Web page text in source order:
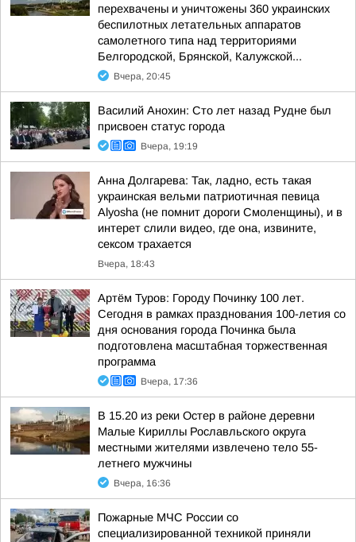
перехвачены и уничтожены 360 украинских
беспилотных летательных аппаратов
самолетного типа над территориями
Белгородской, Брянской, Калужской...
Вчера, 20:45
Василий Анохин: Сто лет назад Рудне был
присвоен статус города
Вчера, 19:19
Анна Долгарева: Так, ладно, есть такая
украинская вельми патриотичная певица
Alyosha (не помнит дороги Смоленщины), и в
интерет слили видео, где она, извините,
сексом трахается
Вчера, 18:43
Артём Туров: Городу Починку 100 лет.
Сегодня в рамках празднования 100-летия со
дня основания города Починка была
подготовлена масштабная торжественная
программа
Вчера, 17:36
В 15.20 из реки Остер в районе деревни
Малые Кириллы Рославльского округа
местными жителями извлечено тело 55-
летнего мужчины
Вчера, 16:36
Пожарные МЧС России со
специализированной техникой приняли